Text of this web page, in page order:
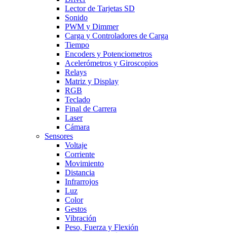
Lector de Tarjetas SD
Sonido
PWM y Dimmer
Carga y Controladores de Carga
Tiempo
Encoders y Potenciometros
Acelerómetros y Giroscopios
Relays
Matriz y Display
RGB
Teclado
Final de Carrera
Laser
Cámara
Sensores
Voltaje
Corriente
Movimiento
Distancia
Infrarrojos
Luz
Color
Gestos
Vibración
Peso, Fuerza y Flexión